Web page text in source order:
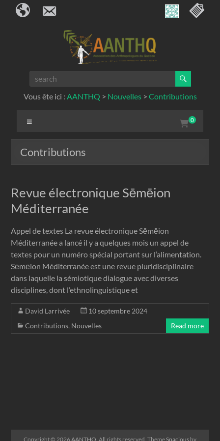
Menu de
AANTHQ
Vous ête ici : AANTHQ > Nouvelles> Contributions
0
Contributions
Revue électronique Sēmēion
Méditerranée
Appel de textes La revue électronique Sēmēion
Méditerranée a lancé il y a quelques mois un appel de
textes pour un numéro spécial portant sur l’alimentation.
Sēmēion Méditerranée est une revue pluridisciplinaire
dans laquelle la sémiotique dialogue avec diverses
disciplines, dont l’ethnolinguistique et
David Larrivée
10 septembre 2024
Contributions, Nouvelles Read more
Copyright © 2026AANTHQ . All rights reserved. ThemeSpacious by